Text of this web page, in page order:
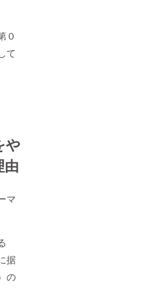
０
て
や
由
マ
据
の